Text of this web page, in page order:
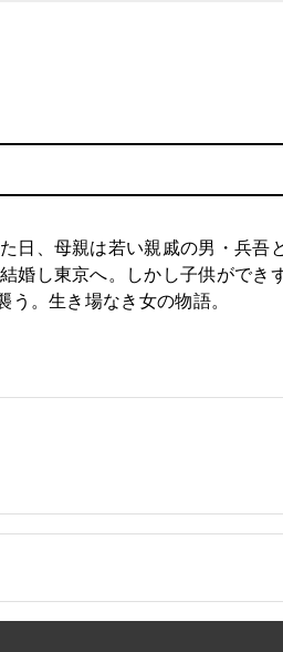
日、母親は若い親戚の男・兵
婚し東京へ。しかし子供がで
。生き場なき女の物語。